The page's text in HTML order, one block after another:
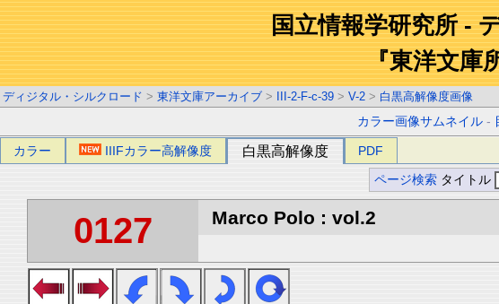
国立情報学研究所 -
『東洋文庫
ディジタル・シルクロード > 東洋文庫アーカイブ > III-2-F-c-39 > V-2 > 白黒高解像度画像
カラー画像サムネイル -
カラー IIIFカラー高解像度 白黒高解像度 PDF
ページ検索 タイトル
0127 Marco Polo : vol.2